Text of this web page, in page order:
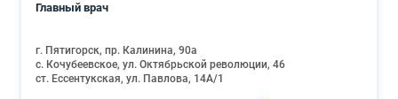
Главный врач
г. Пятигорск, пр. Калинина, 90а
с. Кочубеевское, ул. Октябрьской революции, 46
ст. Ессентукская, ул. Павлова, 14А/1